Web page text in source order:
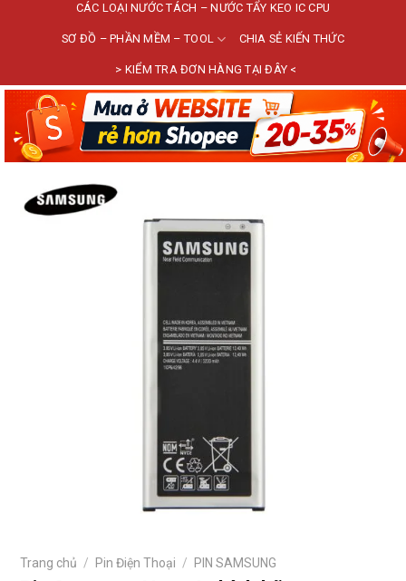
CÁC LOẠI NƯỚC TÁCH – NƯỚC TẨY KEO IC CPU
SƠ ĐỒ – PHẦN MỀM – TOOL CHIA SẺ KIẾN THỨC
> KIỂM TRA ĐƠN HÀNG TẠI ĐÂY <
Trang chủ / Pin Điện Thoại / PIN SAMSUNG